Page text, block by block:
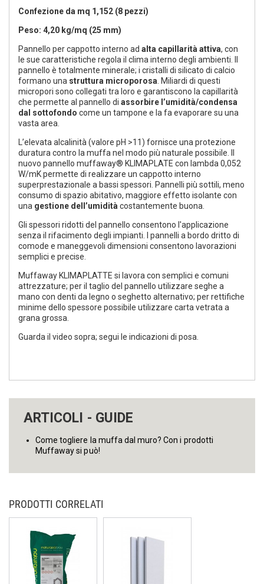
Confezione da mq 1,152 (8 pezzi)
Peso: 4,20 kg/mq (25 mm)
Pannello per cappotto interno ad alta capillarità attiva, con
le sue caratteristiche regola il clima interno degli ambienti. Il
pannello è totalmente minerale; i cristalli di silicato di calcio
formano una struttura microporosa . Miliardi di questi
micropori sono collegati tra loro e garantiscono la capillarità
che permette al pannello di assorbire l’umidità/condensa
dal sottofondo come un tampone e la fa evaporare su una
vasta area.
L’elevata alcalinità (valore pH >11) fornisce una protezione
duratura contro la muffa nel modo più naturale possibile. Il
nuovo pannello muffaway® KLIMAPLATE con lambda 0,052
W/mK permette di realizzare un cappotto interno
superprestazionale a bassi spessori. Pannelli più sottili, meno
consumo di spazio abitativo, maggiore effetto isolante con
una gestione dell’umidità costantemente buona.
Gli spessori ridotti del pannello consentono l'applicazione
senza il rifacimento degli impianti. I pannelli a bordo dritto di
comode e maneggevoli dimensioni consentono lavorazioni
semplici e precise.
Muffaway KLIMAPLATTE si lavora con semplici e comuni
attrezzature; per il taglio del pannello utilizzare seghe a
mano con denti da legno o seghetto alternativo; per rettifiche
minime dello spessore possibile utilizzare carta vetrata a
grana grossa.
Guarda il video sopra; segui le indicazioni di posa.
ARTICOLI - GUIDE
Come togliere la muffa dal muro? Con i prodotti
Muffaway si può!
PRODOTTI CORRELATI